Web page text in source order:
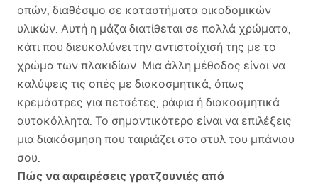
οπών, διαθέσιμο σε καταστήματα οικοδομικών
υλικών. Αυτή η μάζα διατίθεται σε πολλά χρώματα,
κάτι που διευκολύνει την αντιστοίχισή της με το
χρώμα των πλακιδίων. Μια άλλη μέθοδος είναι να
καλύψεις τις οπές με διακοσμητικά, όπως
κρεμάστρες για πετσέτες, ράφια ή διακοσμητικά
αυτοκόλλητα. Το σημαντικότερο είναι να επιλέξεις
μια διακόσμηση που ταιριάζει στο στυλ του μπάνιου
σου.
Πώς να αφαιρέσεις γρατζουνιές από